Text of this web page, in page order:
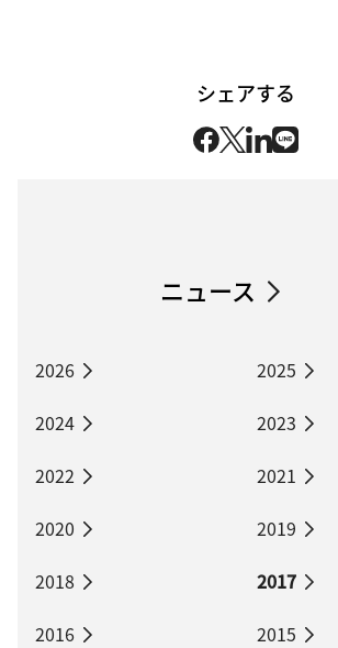
シェアする
ニュース
2026
2025
2024
2023
2022
2021
2020
2019
2018
2017
2016
2015